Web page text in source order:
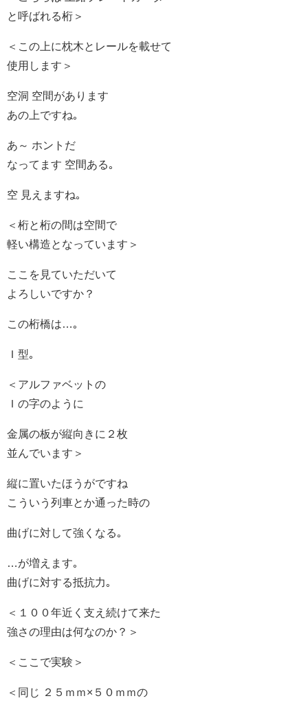
と呼ばれる桁＞
＜この上に枕木とレールを載せて
使用します＞
空洞 空間があります
あの上ですね｡
あ～ ホントだ
なってます 空間ある｡
空 見えますね｡
＜桁と桁の間は空間で
軽い構造となっています＞
ここを見ていただいて
よろしいですか？
この桁橋は…｡
Ｉ型｡
＜アルファベットの
Ｉの字のように
金属の板が縦向きに２枚
並んでいます＞
縦に置いたほうがですね
こういう列車とか通った時の
曲げに対して強くなる｡
…が増えます｡
曲げに対する抵抗力｡
＜１００年近く支え続けて来た
強さの理由は何なのか？＞
＜ここで実験＞
＜同じ ２５ｍｍ×５０ｍｍの